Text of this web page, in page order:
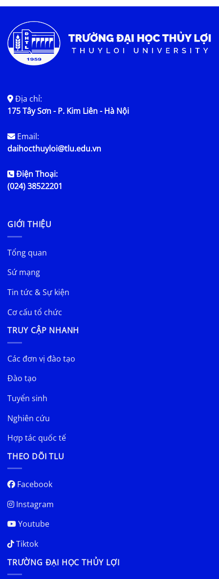
Tin tức chung
Địa chỉ:
175 Tây Sơn - P. Kim Liên - Hà Nội
Email:
daihocthuyloi@tlu.edu.vn
Điện Thoại:
(024) 38522201
GIỚI THIỆU
Tổng quan
Sứ mạng
Tin tức & Sự kiện
Cơ cấu tổ chức
TRUY CẬP NHANH
Các đơn vị đào tạo
Đào tạo
Tuyển sinh
Nghiên cứu
Hợp tác quốc tế
THEO DÕI TLU
Facebook
Instagram
Youtube
Tiktok
TRƯỜNG ĐẠI HỌC THỦY LỢI